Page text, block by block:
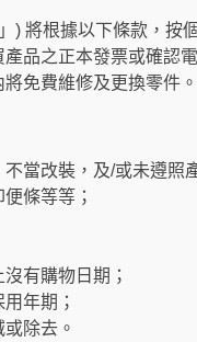
) 將根據以下條款，按
品之正本發票或確認電
免費維修及更換零件。
當改裝，及/或未遵照
條等等；
有購物日期；
年期；
除去。